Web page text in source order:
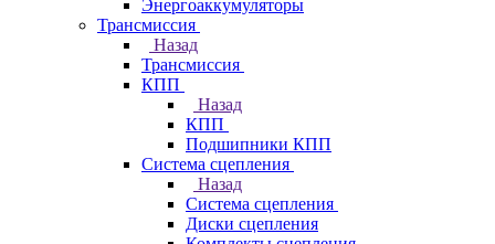
Энергоаккумуляторы
Трансмиссия
Назад
Трансмиссия
КПП
Назад
КПП
Подшипники КПП
Система сцепления
Назад
Система сцепления
Диски сцепления